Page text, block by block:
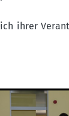
ihrer